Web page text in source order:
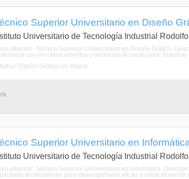
Superior Universitario en Diseño
Universitario de Tecnología Industrial
ofrecido: Técnico Superior Universitario en Diseño Gráfico.
con los conocimientos y destrezas técnicas para:
Diseño Gráfico en Valera
Superior Universitario en
Universitario de Tecnología Industrial
ofrecido: Técnico Superior Universitario en Informática.
técnicamente para desempeñarse eficaz y eficientemente